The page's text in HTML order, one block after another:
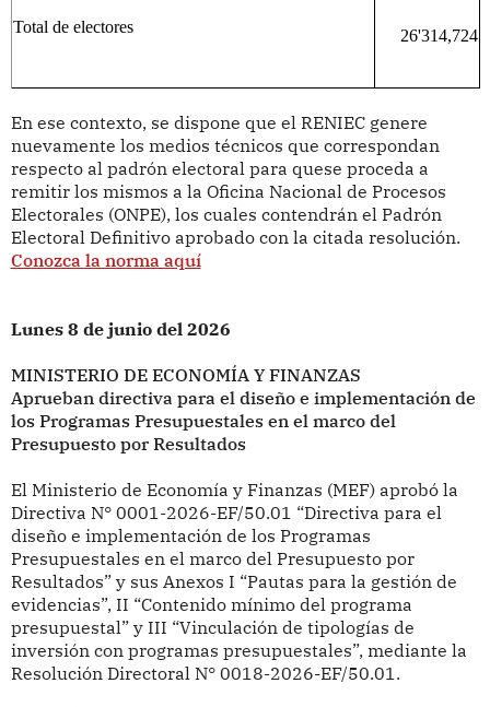
Total de electores 26'314,724
En ese contexto, se dispone que el RENIEC genere
nuevamente los medios técnicos que correspondan
respecto al padrón electoral para quese proceda a
remitir los mismos a la Oficina Nacional de Procesos
Electorales (ONPE), los cuales contendrán el Padrón
Electoral Definitivo aprobado con la citada resolución.
Conozca la norma aquí
Lunes 8 de junio del 2026
MINISTERIO DE ECONOMÍA Y FINANZAS
Aprueban directiva para el diseño e implementación de
los Programas Presupuestales en el marco del
Presupuesto por Resultados
El Ministerio de Economía y Finanzas (MEF) aprobó la
Directiva N° 0001-2026-EF/50.01 “Directiva para el
diseño e implementación de los Programas
Presupuestales en el marco del Presupuesto por
Resultados” y sus Anexos I “Pautas para la gestión de
evidencias”, II “Contenido mínimo del programa
presupuestal” y III “Vinculación de tipologías de
inversión con programas presupuestales”, mediante la
Resolución Directoral N° 0018-2026-EF/50.01.